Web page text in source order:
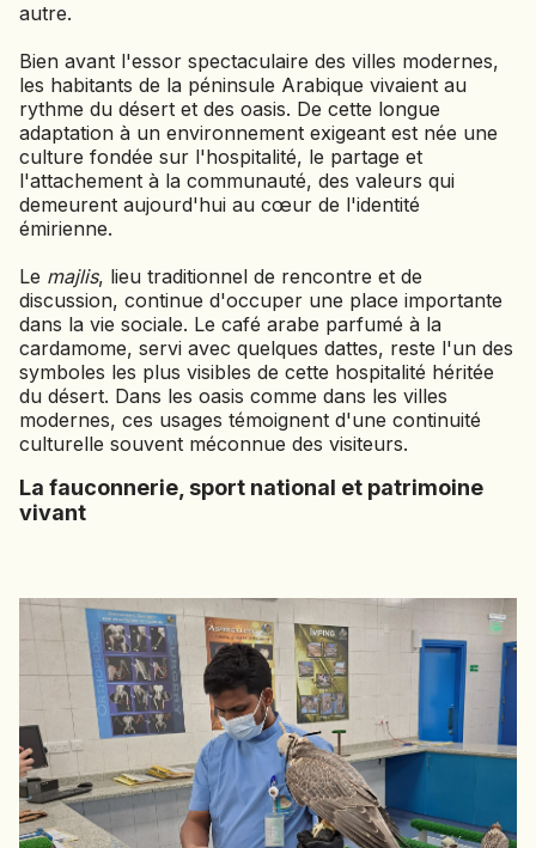
autre.
Bien avant l'essor spectaculaire des villes modernes,
les habitants de la péninsule Arabique vivaient au
rythme du désert et des oasis. De cette longue
adaptation à un environnement exigeant est née une
culture fondée sur l'hospitalité, le partage et
l'attachement à la communauté, des valeurs qui
demeurent aujourd'hui au cœur de l'identité
émirienne.
Le majlis, lieu traditionnel de rencontre et de
discussion, continue d'occuper une place importante
dans la vie sociale. Le café arabe parfumé à la
cardamome, servi avec quelques dattes, reste l'un des
symboles les plus visibles de cette hospitalité héritée
du désert. Dans les oasis comme dans les villes
modernes, ces usages témoignent d'une continuité
culturelle souvent méconnue des visiteurs.
La fauconnerie, sport national et patrimoine
vivant